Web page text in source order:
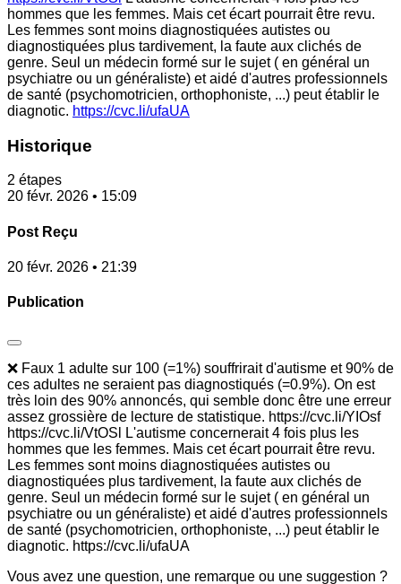
hommes que les femmes. Mais cet écart pourrait être revu.
Les femmes sont moins diagnostiquées autistes ou
diagnostiquées plus tardivement, la faute aux clichés de
genre. Seul un médecin formé sur le sujet ( en général un
psychiatre ou un généraliste) et aidé d'autres professionnels
de santé (psychomotricien, orthophoniste, ...) peut établir le
diagnotic. https://cvc.li/ufaUA
Historique
2 étapes
20 févr. 2026 • 15:09
Post Reçu
20 févr. 2026 • 21:39
Publication
❌ Faux 1 adulte sur 100 (=1%) souffrirait d'autisme et 90% de
ces adultes ne seraient pas diagnostiqués (=0.9%). On est
très loin des 90% annoncés, qui semble donc être une erreur
assez grossière de lecture de statistique. https://cvc.li/YIOsf
https://cvc.li/VtOSl L'autisme concernerait 4 fois plus les
hommes que les femmes. Mais cet écart pourrait être revu.
Les femmes sont moins diagnostiquées autistes ou
diagnostiquées plus tardivement, la faute aux clichés de
genre. Seul un médecin formé sur le sujet ( en général un
psychiatre ou un généraliste) et aidé d'autres professionnels
de santé (psychomotricien, orthophoniste, ...) peut établir le
diagnotic. https://cvc.li/ufaUA
Vous avez une question, une remarque ou une suggestion ?